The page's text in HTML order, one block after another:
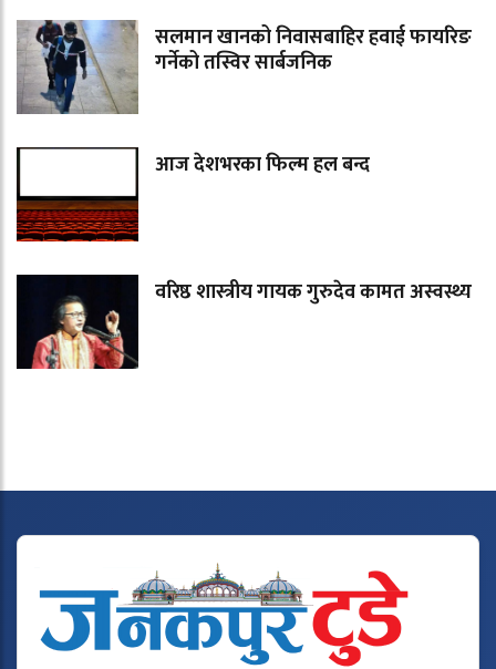
सलमान खानको निवासबाहिर हवाई फायरिङ
गर्नेको तस्विर सार्बजनिक
आज देशभरका फिल्म हल बन्द
वरिष्ठ शास्त्रीय गायक गुरुदेव कामत अस्वस्थ्य